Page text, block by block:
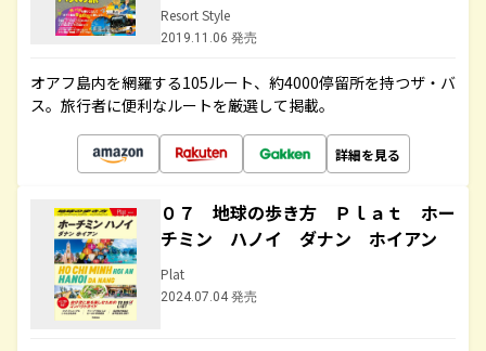
Resort Style
2019.11.06 発売
オアフ島内を網羅する105ルート、約4000停留所を持つザ・バ
ス。旅行者に便利なルートを厳選して掲載。
詳細を見る
０７ 地球の歩き方 Ｐｌａｔ ホー
チミン ハノイ ダナン ホイアン
Plat
2024.07.04 発売